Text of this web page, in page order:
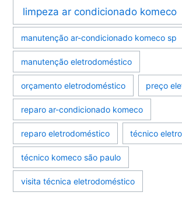
limpeza ar condicionado komeco
manutenção ar-condicionado komeco sp
manutenção eletrodoméstico
orçamento eletrodoméstico preço
reparo ar-condicionado komeco
reparo eletrodoméstico técnico
técnico komeco são paulo
visita técnica eletrodoméstico